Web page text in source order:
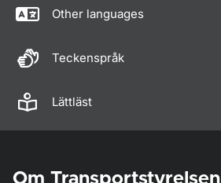
Other languages
Teckenspråk
Lättläst
Om Transportstyrelsen